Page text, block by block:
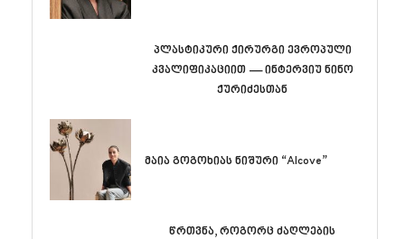
პლასტიკური ქირურგი ევროპული
კვალიფიკაციით — ინტერვიუ ნინო
ქურიძესთან
მაია გოგოხიას ნიშური “Alcove”
წრთვნა, როგორც ძაღლების